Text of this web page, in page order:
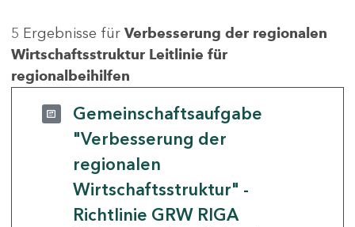
5 Ergebnisse für Verbesserung der regionalen
Wirtschaftsstruktur Leitlinie für
regionalbeihilfen
Gemeinschaftsaufgabe
"Verbesserung der
regionalen
Wirtschaftsstruktur" -
Richtlinie GRW RIGA